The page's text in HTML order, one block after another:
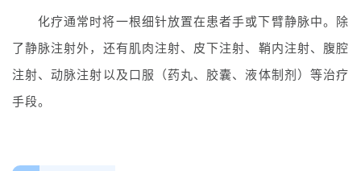
化疗通常时将一根细针放置在患者手或下臂静脉中。除
了静脉注射外，还有肌肉注射、皮下注射、鞘内注射、腹腔
注射、动脉注射以及口服（药丸、胶囊、液体制剂）等治疗
手段。